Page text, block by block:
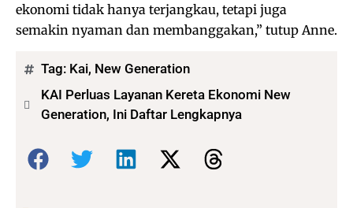
ekonomi tidak hanya terjangkau, tetapi juga
semakin nyaman dan membanggakan,” tutup Anne.
Tag: Kai, New Generation
KAI Perluas Layanan Kereta Ekonomi New
Generation, Ini Daftar Lengkapnya
Bagikan: